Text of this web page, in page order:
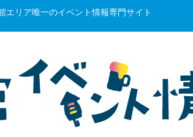
エリア唯一のイベント情報専門サイト